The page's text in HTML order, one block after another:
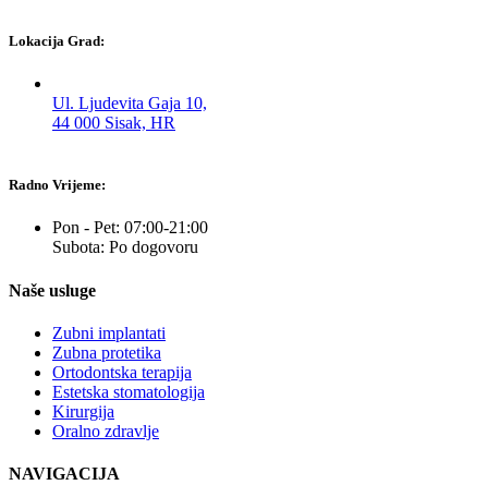
Lokacija Grad:
Ul. Ljudevita Gaja 10,
44 000 Sisak, HR
Radno Vrijeme:
Pon - Pet: 07:00-21:00
Subota: Po dogovoru
Naše usluge
Zubni implantati
Zubna protetika
Ortodontska terapija
Estetska stomatologija
Kirurgija
Oralno zdravlje
NAVIGACIJA